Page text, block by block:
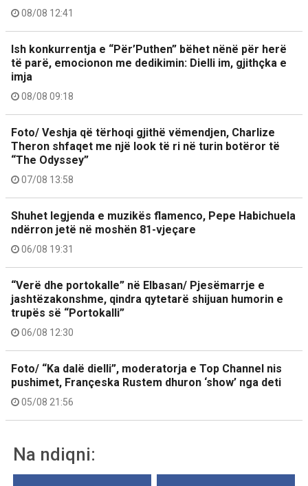
08/08 12:41
Ish konkurrentja e “Për’Puthen” bëhet nënë për herë
të parë, emocionon me dedikimin: Dielli im, gjithçka e
imja
08/08 09:18
Foto/ Veshja që tërhoqi gjithë vëmendjen, Charlize
Theron shfaqet me një look të ri në turin botëror të
“The Odyssey”
07/08 13:58
Shuhet legjenda e muzikës flamenco, Pepe Habichuela
ndërron jetë në moshën 81-vjeçare
06/08 19:31
“Verë dhe portokalle” në Elbasan/ Pjesëmarrje e
jashtëzakonshme, qindra qytetarë shijuan humorin e
trupës së “Portokalli”
06/08 12:30
Foto/ “Ka dalë dielli”, moderatorja e Top Channel nis
pushimet, Françeska Rustem dhuron ‘show’ nga deti
05/08 21:56
Na ndiqni: